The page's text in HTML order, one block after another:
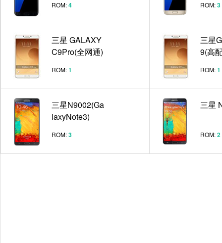
ROM:4 ROM:3
三星 GALAXY
C9Pro(全网通)
ROM:1
三星
9(高
ROM:1
三星N9002(Ga
laxyNote3)
ROM:3
三星
ROM:2